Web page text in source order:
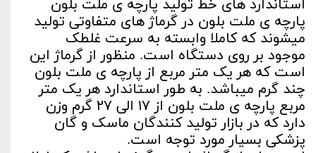
استاندارد های خط تولید پارچه ی ملت بلون
پارچه ی ملت بلون در گرماژ های متفاوتی تولید
میشوند که کاملا وابسته به سرعت غلطک
موجود بر روی دستگاه است. منظور از گرماژ این
است که هر یک متر مربع از پارچه ی ملت بلون
چند گرم میباشد. به طور استاندارد هر یک متر
مربع پارچه ی ملت بلون از ۱۷ الی ۲۷ گرم وزن
دارد که در بازار تولید کنندگان ماسک و گان
پزشکی بسیار مورد توجه است.